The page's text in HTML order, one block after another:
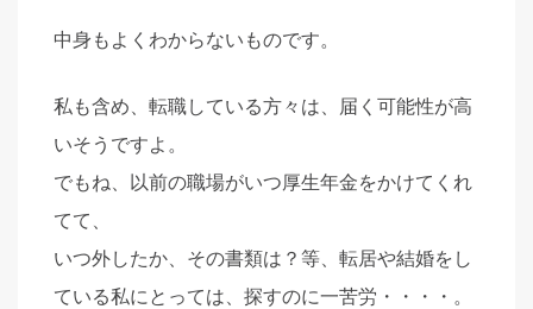
中身もよくわからないものです。
私も含め、転職している方々は、届く可能性が高
いそうですよ。
でもね、以前の職場がいつ厚生年金をかけてくれ
てて、
いつ外したか、その書類は？等、転居や結婚をし
ている私にとっては、探すのに一苦労・・・・。